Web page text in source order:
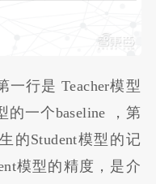
行是 Teacher模型
的一个baseline ，第
的Student模型的记
模型的精度，是介